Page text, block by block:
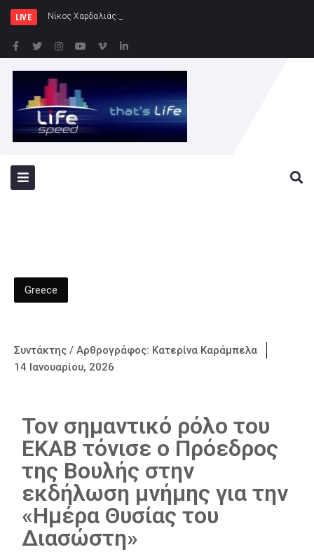
LIVE Νίκος Χαρδαλιάς: Ξεκινάμε στην Ηλιούπολ
Greece
Συντάκτης / Αρθρογράφος: Κατερίνα Καράμπελα
14 Ιανουαρίου, 2026
Τον σημαντικό ρόλο του
ΕΚΑΒ τόνισε ο Πρόεδρος
της Βουλής στην
εκδήλωση μνήμης για την
«Ημέρα Θυσίας του
Διασώστη»